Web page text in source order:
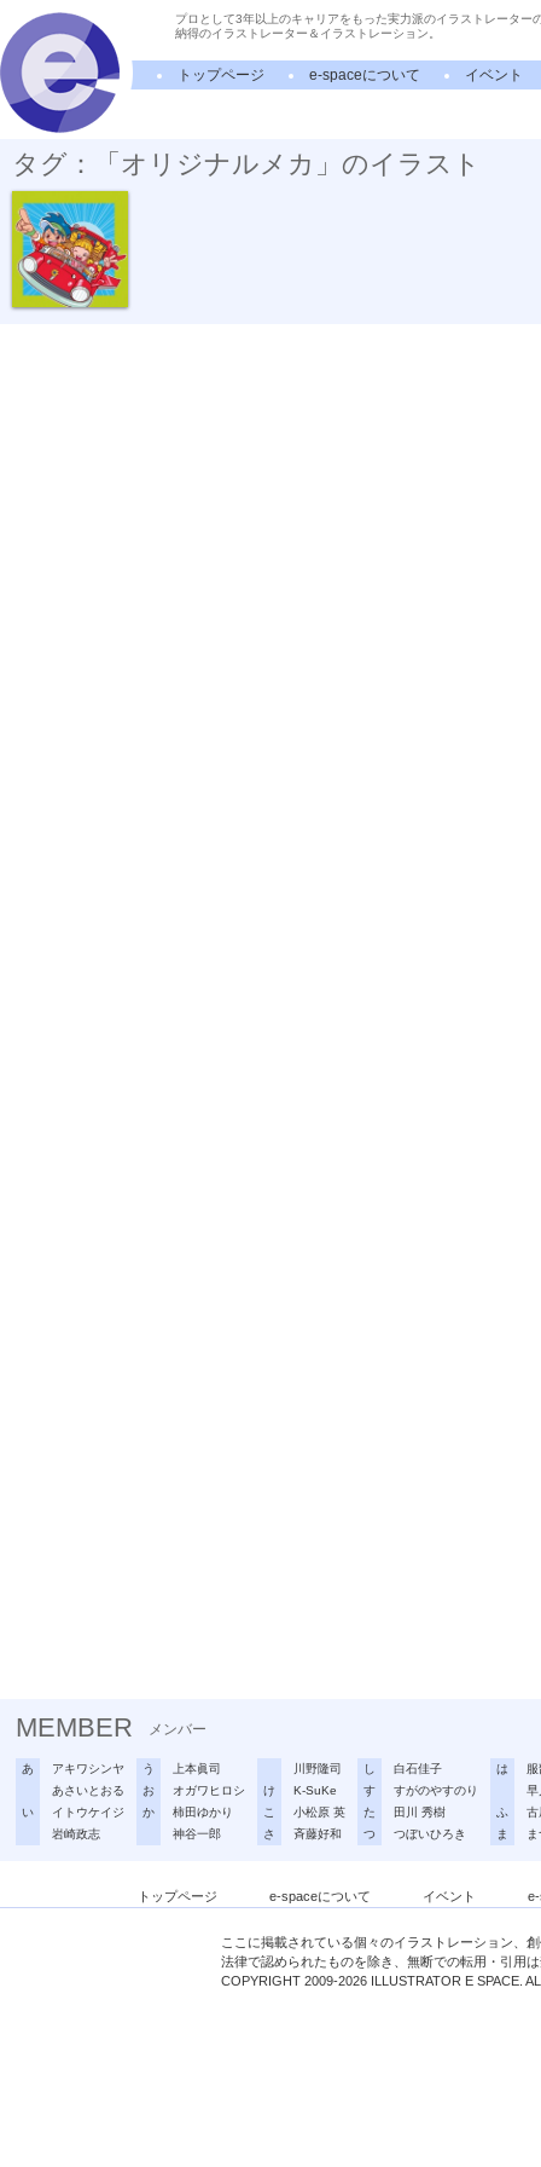
プロとして3年以上のキャリアをもった実力派のイラストレーター
納得のイラストレーター＆イラストレーション。
トップページ e-spaceについて イベント
タグ：「オリジナルメカ」のイラスト
知育CD「うた...
MEMBER メンバー
あ
アキワシンヤ
あさいとおる
い
イトウケイジ
岩崎政志
う
上本眞司
お
オガワヒロシ
か
柿田ゆかり
神谷一郎
川野隆司
け
K-SuKe
こ
小松原 英
さ
斉藤好和
し
白石佳子
す
すがのやすのり
た
田川 秀樹
つ
つぼいひろき
は
早
ふ
古
ま
トップページ e-spaceについて イベント
ここに掲載されている個々のイラストレーション、
法律で認められたものを除き、無断での転用・引用
COPYRIGHT 2009-2026 ILLUSTRATOR E SPACE.